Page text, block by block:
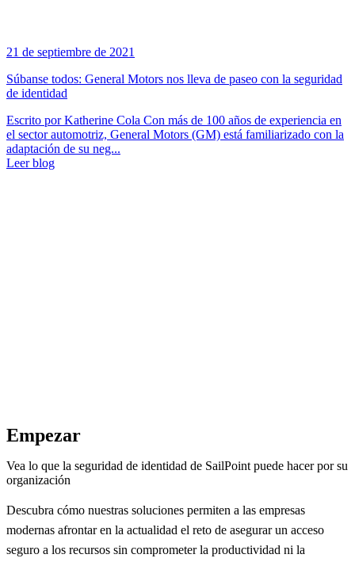
21 de septiembre de 2021
Súbanse todos: General Motors nos lleva de paseo con la seguridad
de identidad
Escrito por Katherine Cola Con más de 100 años de experiencia en
el sector automotriz, General Motors (GM) está familiarizado con la
adaptación de su neg...
Leer blog
Empezar
Vea lo que la seguridad de identidad de SailPoint puede hacer por su
organización
Descubra cómo nuestras soluciones permiten a las empresas
modernas afrontar en la actualidad el reto de asegurar un acceso
seguro a los recursos sin comprometer la productividad ni la